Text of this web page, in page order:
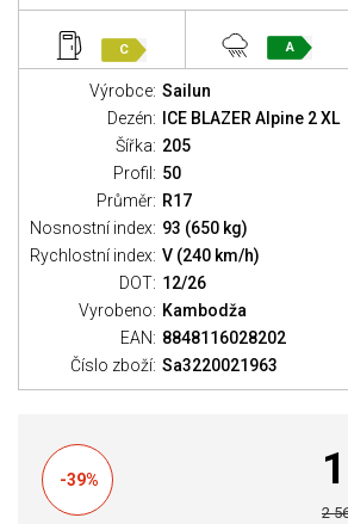
C A
Výrobce: Sailun
Dezén:
ICE BLAZER Alpine 2 XL
Šířka: 205
Profil: 50
Průměr: R17
Nosnostní index: 93 (650 kg)
Rychlostní index: V (240 km/h)
DOT: 12/26
Vyrobeno: Kambodža
EAN: 8848116028202
Číslo zboží: Sa3220021963
-39%
2